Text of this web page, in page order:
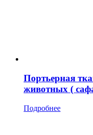
Портьерная
животных (
Подробнее